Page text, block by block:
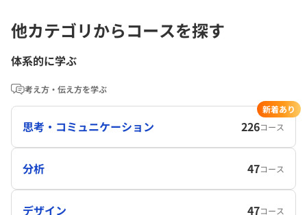
他カテゴリからコースを探す
体系的に学ぶ
考え方・伝え方を学ぶ
思考・コミュニケーション 226コース
新着あり
分析 47コース
デザイン 47コース